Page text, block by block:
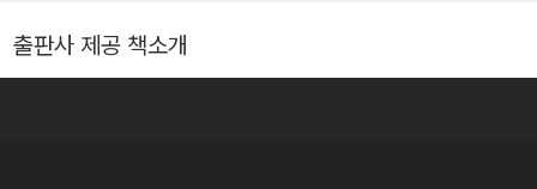
생이 달라진다》, 《관계의 뇌과학》, 《나폴레온 힐 멘탈 다이너마
출판사 제공 책소개